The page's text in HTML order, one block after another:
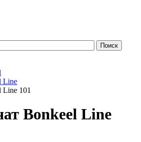
Line
Line 101
Bonkeel Line